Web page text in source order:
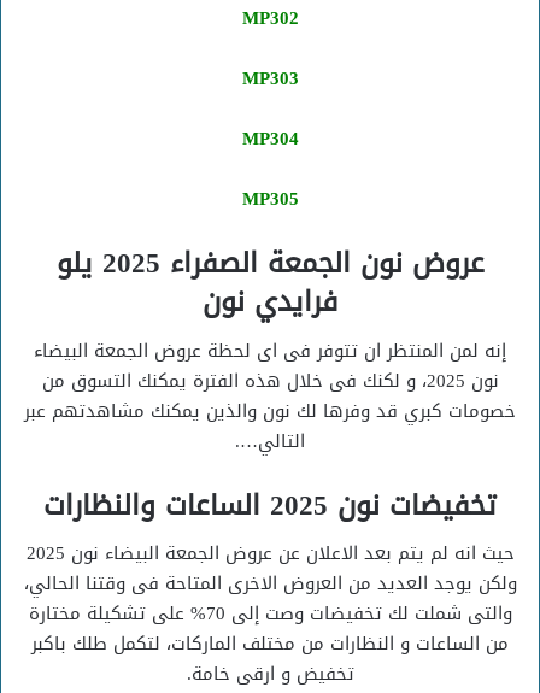
MP302
MP303
MP304
MP305
عروض نون الجمعة الصفراء 2025 يلو
فرايدي نون
إنه لمن المنتظر ان تتوفر فى اى لحظة عروض الجمعة البيضاء
نون 2025، و لكنك فى خلال هذه الفترة يمكنك التسوق من
خصومات كبري قد وفرها لك نون والذين يمكنك مشاهدتهم عبر
التالي….
تخفيضات نون 2025 الساعات والنظارات
حيث انه لم يتم بعد الاعلان عن عروض الجمعة البيضاء نون 2025
ولكن يوجد العديد من العروض الاخرى المتاحة فى وقتنا الحالي،
والتى شملت لك تخفيضات وصت إلى 70% على تشكيلة مختارة
من الساعات و النظارات من مختلف الماركات، لتكمل طلك باكبر
تخفيض و ارقى خامة.